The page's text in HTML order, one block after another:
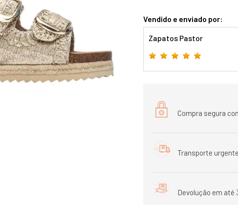
Vendido e enviado por:
Zapatos Pastor
Compra segura
Transporte
Devolução em até